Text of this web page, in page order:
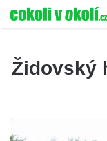
Židovský